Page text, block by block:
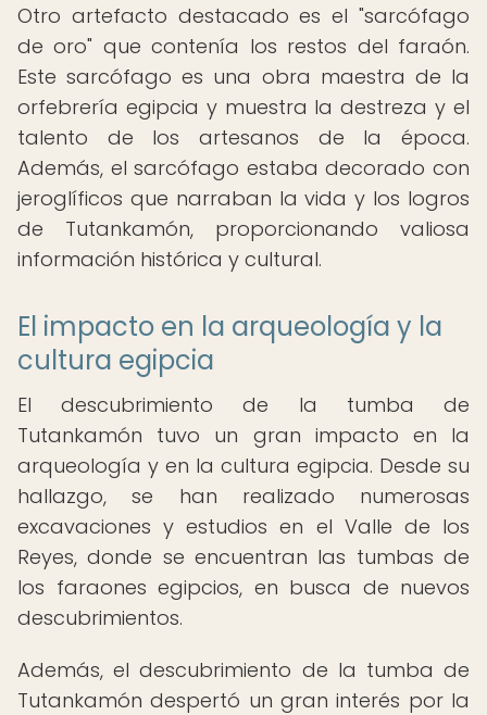
Otro artefacto destacado es el "sarcófago
de oro" que contenía los restos del faraón.
Este sarcófago es una obra maestra de la
orfebrería egipcia y muestra la destreza y el
talento de los artesanos de la época.
Además, el sarcófago estaba decorado con
jeroglíficos que narraban la vida y los logros
de Tutankamón, proporcionando valiosa
información histórica y cultural.
El impacto en la arqueología y la
cultura egipcia
El descubrimiento de la tumba de
Tutankamón tuvo un gran impacto en la
arqueología y en la cultura egipcia. Desde su
hallazgo, se han realizado numerosas
excavaciones y estudios en el Valle de los
Reyes, donde se encuentran las tumbas de
los faraones egipcios, en busca de nuevos
descubrimientos.
Además, el descubrimiento de la tumba de
Tutankamón despertó un gran interés por la